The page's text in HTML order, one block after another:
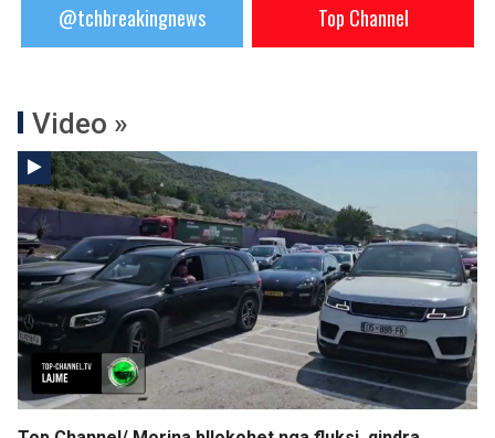
@tchbreakingnews Top Channel
Video »